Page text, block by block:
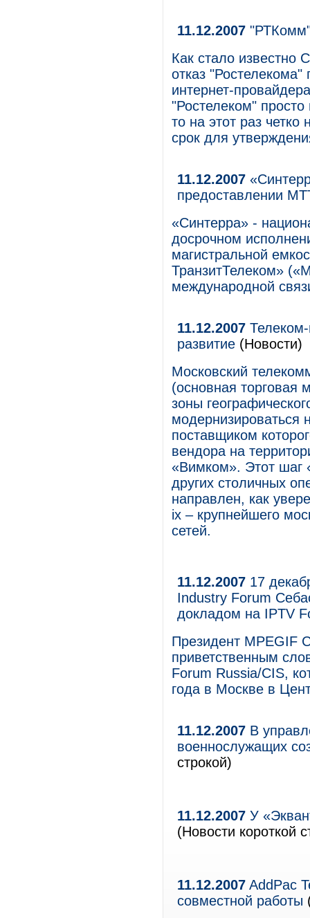
11.12.2007
Как стало известно
отказ
интернет-
"Ростелеком"
то на этот раз
срок для
11.12.2007
предоставлении
«Синтерра» -
досрочном
магистральной
ТранзитТелеком»
международной
11.12.2007
развитие (Новости)
Московский
(основная торговая
зоны
модернизироваться
поставщиком
вендора на
«Вимком». Этот шаг
других столичных
направлен, как
ix – крупнейшего
сетей.
11.12.2007 17
Industry Forum
докладом на IPTV
Президент MPEGIF
приветственным
Forum Russia/CIS,
года в Москве в
11.12.2007 В
военнослужащих
строкой)
11.12.2007 У
(Новости короткой
11.12.2007 AddPac
совместной работы